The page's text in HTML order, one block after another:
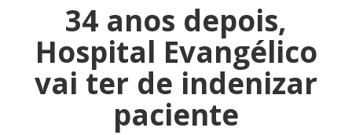
34 anos depois,
Hospital Evangélico
vai ter de indenizar
paciente